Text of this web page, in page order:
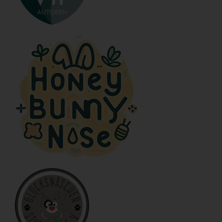
postet. Die Speicherung dieser personenbezogenen Daten
erfolgt daher im eigenen Interesse des für die Verarbeitung
Rechtsverletzung gegebenenfalls exkulpieren könnte. Es erfolgt
keine Weitergabe dieser erhobenen personenbezogenen Daten
an Dritte, sofern eine solche Weitergabe nicht gesetzlich
vorgeschrieben ist oder der Rechtsverteidigung des für die
Verarbeitung Verantwortlichen dient.
Gravatar
Bei Kommentaren wird auf den Gravatar Service von Auttomatic
zurückgegriffen. Gravatar gleicht Ihre Email-Adresse ab und
bildet – sofern Sie dort registriert sind – Ihr Avatar-Bild neben
Bild angezeigt. Zu beachten ist, dass alle registrierten
WordPress-User automatisch auch bei Gravatar registriert sind.
Details zu Gravatar: https://de.gravatar.com